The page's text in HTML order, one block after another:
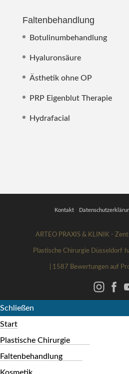
Faltenbehandlung
Botulinumbehandlung
Hyaluronsäure
Ästhetik ohne OP
PRP Eigenblut Therapie
Hydrafacial
Kontakt
ARTEO PRAXIS & KLINIK -
Plastische Chirurgie Düsseldorf
1587 Bewertungen auf
Schließen
Start
Plastische Chirurgie
Faltenbehandlung
Kosmetik